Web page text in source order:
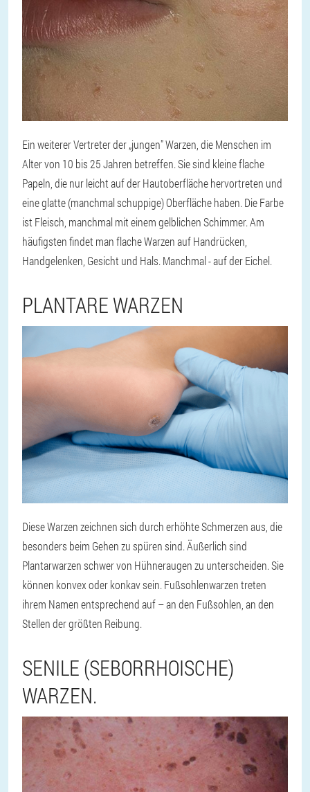
Ein weiterer Vertreter der „jungen" Warzen, die Menschen im
Alter von 10 bis 25 Jahren betreffen. Sie sind kleine flache
Papeln, die nur leicht auf der Hautoberfläche hervortreten und
eine glatte (manchmal schuppige) Oberfläche haben. Die Farbe
ist Fleisch, manchmal mit einem gelblichen Schimmer. Am
häufigsten findet man flache Warzen auf Handrücken,
Handgelenken, Gesicht und Hals. Manchmal - auf der Eichel.
PLANTARE WARZEN
Diese Warzen zeichnen sich durch erhöhte Schmerzen aus, die
besonders beim Gehen zu spüren sind. Äußerlich sind
Plantarwarzen schwer von Hühneraugen zu unterscheiden. Sie
können konvex oder konkav sein. Fußsohlenwarzen treten
ihrem Namen entsprechend auf – an den Fußsohlen, an den
Stellen der größten Reibung.
SENILE (SEBORRHOISCHE)
WARZEN.